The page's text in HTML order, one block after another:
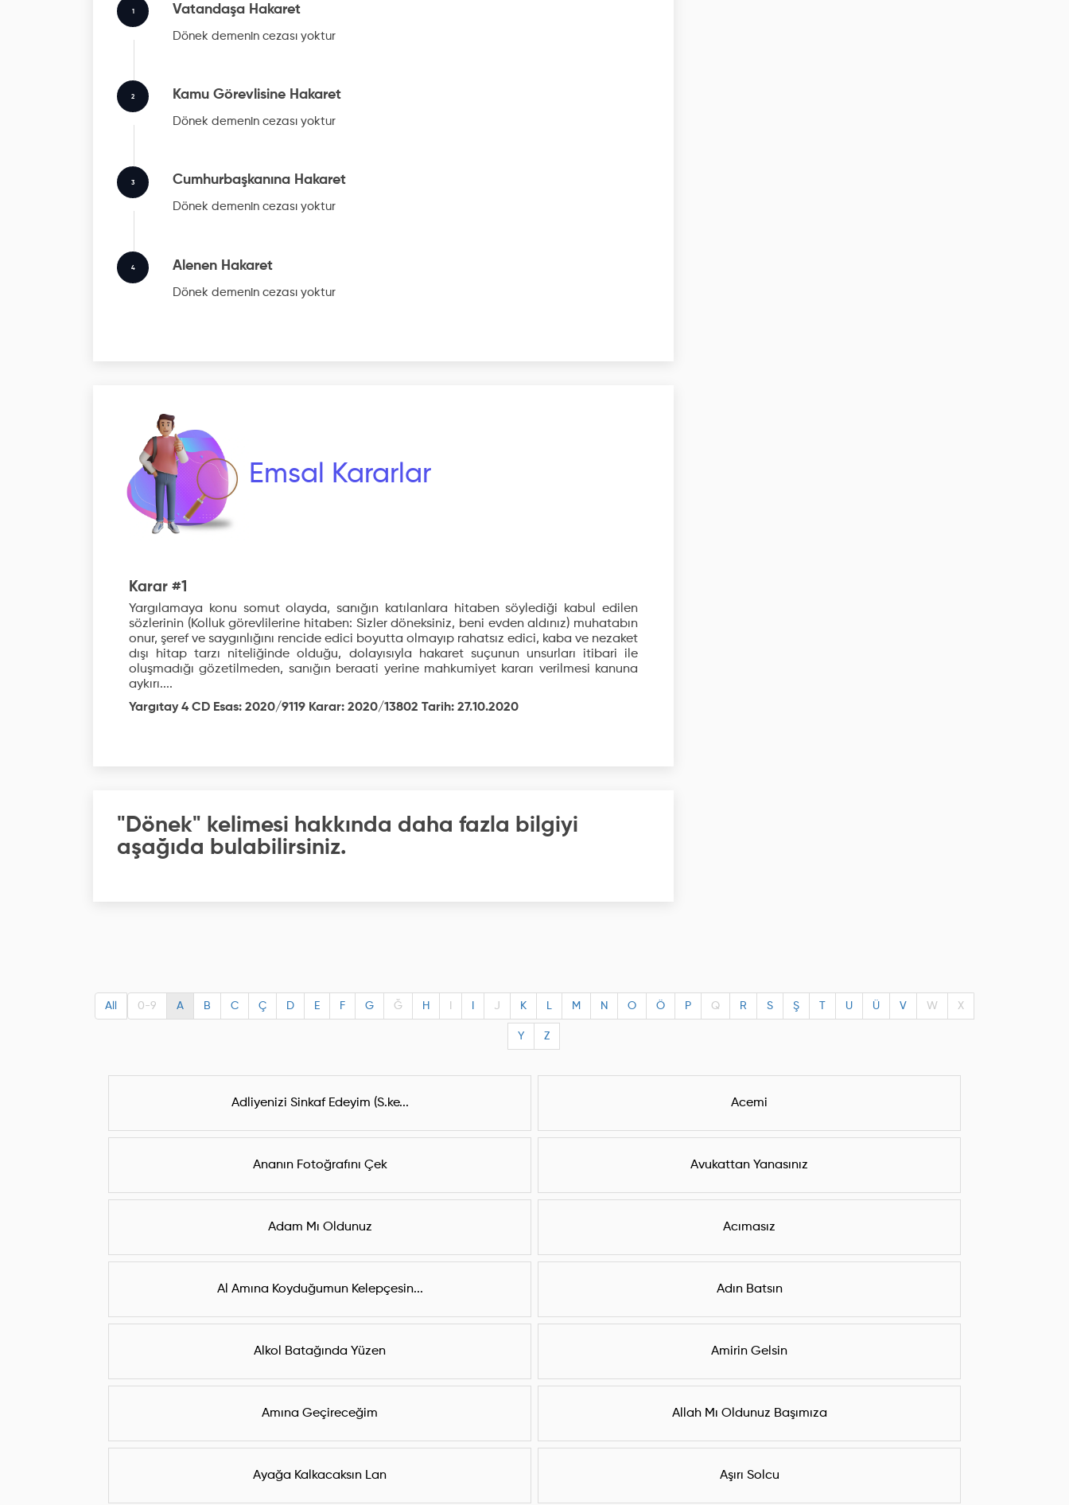
1 Vatandaşa Hakaret
Dönek demenin cezası yoktur
2 Kamu Görevlisine Hakaret
Dönek demenin cezası yoktur
3 Cumhurbaşkanına Hakaret
Dönek demenin cezası yoktur
4 Alenen Hakaret
Dönek demenin cezası yoktur
Emsal Kararlar
Karar #1
Yargılamaya konu somut olayda, sanığın katılanlara hitaben söylediği kabul edilen
sözlerinin (Kolluk görevlilerine hitaben: Sizler döneksiniz, beni evden aldınız) muhatabın
onur, şeref ve saygınlığını rencide edici boyutta olmayıp rahatsız edici, kaba ve nezaket
dışı hitap tarzı niteliğinde olduğu, dolayısıyla hakaret suçunun unsurları itibari ile
oluşmadığı gözetilmeden, sanığın beraati yerine mahkumiyet kararı verilmesi kanuna
aykırı....
Yargıtay 4 CD Esas: 2020/9119 Karar: 2020/13802 Tarih: 27.10.2020
"Dönek" kelimesi hakkında daha fazla bilgiyi
aşağıda bulabilirsiniz.
All 0-9 A B C Ç D E F G Ğ H J K L M N O Ö P Q R S Ş U Ü V W X
Y Z
Adliyenizi Sinkaf Edeyim (S.ke... Acemi
Ananın Fotoğrafını Çek Avukattan Yanasınız
Adam Mı Oldunuz Acımasız
Al Amına Koyduğumun Kelepçesin... Adın Batsın
Alkol Batağında Yüzen Amirin Gelsin
Amına Geçireceğim Allah Mı Oldunuz Başımıza
Ayağa Kalkacaksın Lan Aşırı Solcu